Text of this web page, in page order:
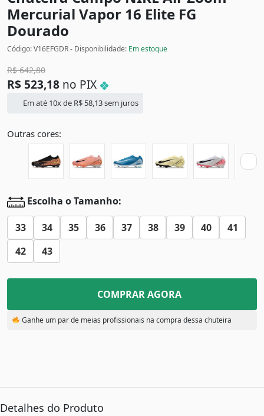
Mercurial Vapor 16 Elite FG
Dourado
Código: V16EFGDR - Disponibilidade: Em estoque
R$642,80
R$ 523,18 no PIX
Em até 10x de R$ 58,13sem juros
Outras cores:
Escolha o Tamanho:
33 34 35 36 37 38 39 40
41
42
43
COMPRAR AGORA
Ganhe um par de meias profissionais na compra dessa chuteira
Detalhes do Produto